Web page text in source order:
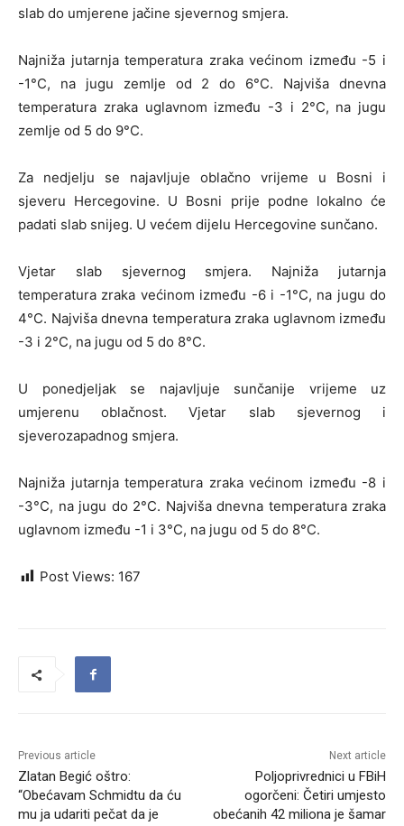
slab do umjerene jačine sjevernog smjera.
Najniža jutarnja temperatura zraka većinom između -5 i
-1°C, na jugu zemlje od 2 do 6°C. Najviša dnevna
temperatura zraka uglavnom između -3 i 2°C, na jugu
zemlje od 5 do 9°C.
Za nedjelju se najavljuje oblačno vrijeme u Bosni i
sjeveru Hercegovine. U Bosni prije podne lokalno će
padati slab snijeg. U većem dijelu Hercegovine sunčano.
Vjetar slab sjevernog smjera. Najniža jutarnja
temperatura zraka većinom između -6 i -1°C, na jugu do
4°C. Najviša dnevna temperatura zraka uglavnom između
-3 i 2°C, na jugu od 5 do 8°C.
U ponedjeljak se najavljuje sunčanije vrijeme uz
umjerenu oblačnost. Vjetar slab sjevernog i
sjeverozapadnog smjera.
Najniža jutarnja temperatura zraka većinom između -8 i
-3°C, na jugu do 2°C. Najviša dnevna temperatura zraka
uglavnom između -1 i 3°C, na jugu od 5 do 8°C.
Post Views: 167
Previous article
Zlatan Begić oštro:
“Obećavam Schmidtu da ću
mu ja udariti pečat da je
Next article
Poljoprivrednici u FBiH
ogorčeni: Četiri umjesto
obećanih 42 miliona je šamar